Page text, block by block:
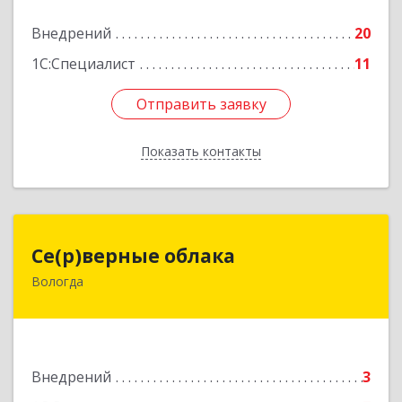
Внедрений
20
1С:Специалист
11
Отправить заявку
Показать контакты
Подробнее
Отправить заявку
Назад
Се(р)верные облака
Вологда
Внедрений
3
Се(р)верные облака